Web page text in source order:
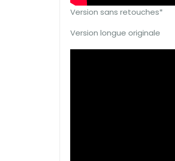
Version sans retouches*
Version longue originale